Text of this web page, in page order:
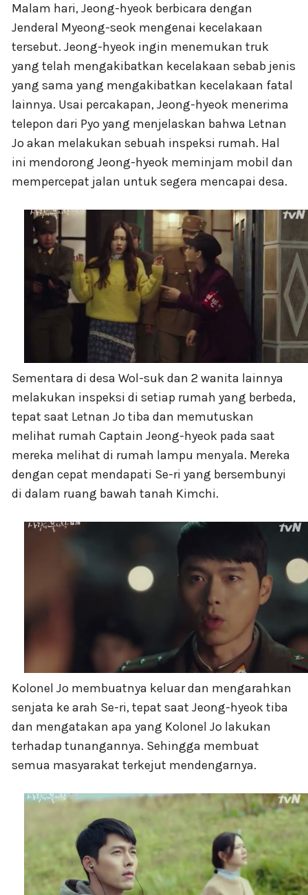
Malam hari, Jeong-hyeok berbicara dengan
Jenderal Myeong-seok mengenai kecelakaan
tersebut. Jeong-hyeok ingin menemukan truk
yang telah mengakibatkan kecelakaan sebab jenis
yang sama yang mengakibatkan kecelakaan fatal
lainnya. Usai percakapan, Jeong-hyeok menerima
telepon dari Pyo yang menjelaskan bahwa Letnan
Jo akan melakukan sebuah inspeksi rumah. Hal
ini mendorong Jeong-hyeok meminjam mobil dan
mempercepat jalan untuk segera mencapai desa.
Sementara di desa Wol-suk dan 2 wanita lainnya
melakukan inspeksi di setiap rumah yang berbeda,
tepat saat Letnan Jo tiba dan memutuskan
melihat rumah Captain Jeong-hyeok pada saat
mereka melihat di rumah lampu menyala. Mereka
dengan cepat mendapati Se-ri yang bersembunyi
di dalam ruang bawah tanah Kimchi.
Kolonel Jo membuatnya keluar dan mengarahkan
senjata ke arah Se-ri, tepat saat Jeong-hyeok tiba
dan mengatakan apa yang Kolonel Jo lakukan
terhadap tunangannya. Sehingga membuat
semua masyarakat terkejut mendengarnya.